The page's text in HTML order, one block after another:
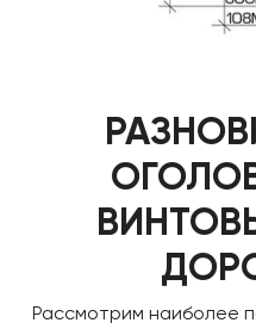
Рассмотрим наиболее